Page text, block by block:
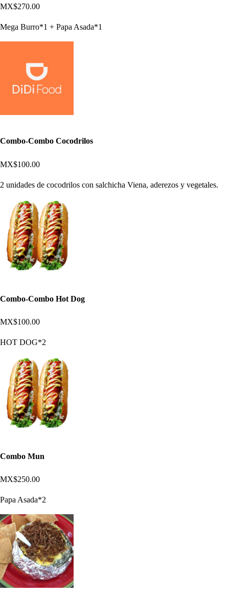
MX$270.00
Mega Burro*1 + Papa Asada*1
Combo-Combo Cocodrilos
MX$100.00
2 unidades de cocodrilos con salchicha Viena, aderezos y vegetales.
Combo-Combo Hot Dog
MX$100.00
HOT DOG*2
Combo Mun
MX$250.00
Papa Asada*2